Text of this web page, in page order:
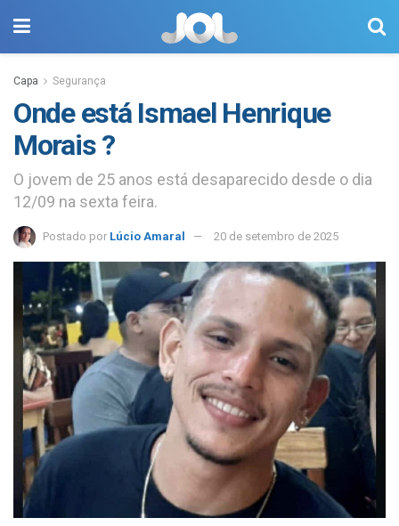
Capa Segurança
Onde está Ismael Henrique
Morais ?
O jovem de 25 anos está desaparecido desde o dia
12/09 na sexta feira.
Postado por Lúcio Amaral 20 de setembro de 2025